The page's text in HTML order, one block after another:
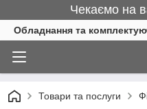
Чекаємо на
Обладнання та
Товари та послуги